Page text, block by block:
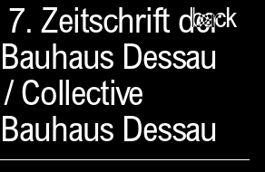
back
7. Zeitschrift der
Dessau
Collective
Dessau